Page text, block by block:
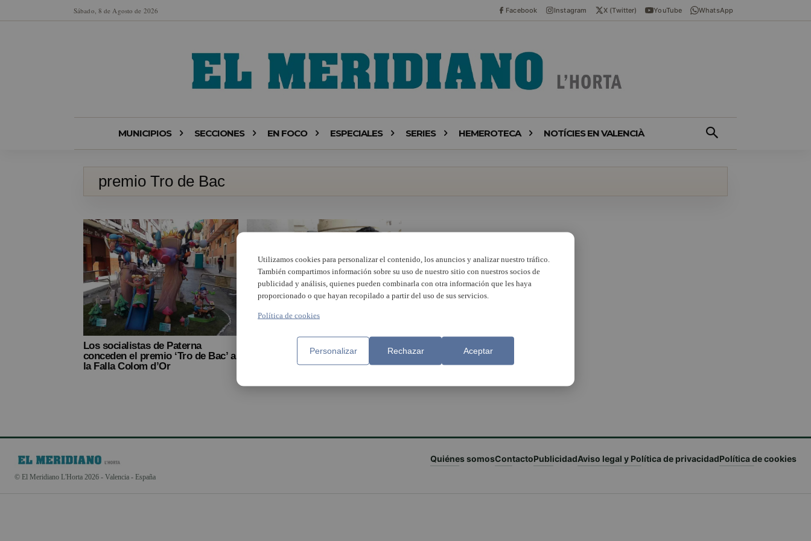
Sábado, 8 de Agosto de 2026 Facebook Instagram X (Twitter) YouTube WhatsApp
MUNICIPIOS SECCIONES EN FOCO ESPECIALES SERIES HEMEROTECA NOTÍCIES EN VALENCIÀ
premio Tro de Bac
Los socialistas de Paterna
conceden el premio ‘Tro de Bac’ a
la Falla Colom d’Or
Los socialistas de Paterna
premiarán la mejor crítica política
© El Meridiano L'Horta 2026 - Valencia - España
Quiénes somosContactoPublicidadAviso legal y Política de privacidadPolítica de cookies
Utilizamos cookies para personalizar el contenido, los anuncios y analizar nuestro tráfico.
También compartimos información sobre su uso de nuestro sitio con nuestros socios de
publicidad y análisis, quienes pueden combinarla con otra información que les haya
proporcionado o que hayan recopilado a partir del uso de sus servicios.
Política de cookies
Personalizar Rechazar Aceptar